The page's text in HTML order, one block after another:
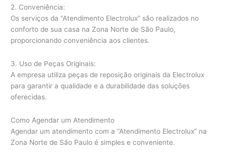
2. Conveniência:
Os serviços da “Atendimento Electrolux” são realizados no
conforto de sua casa na Zona Norte de São Paulo,
proporcionando conveniência aos clientes.
3. Uso de Peças Originais:
A empresa utiliza peças de reposição originais da Electrolux
para garantir a qualidade e a durabilidade das soluções
oferecidas.
Como Agendar um Atendimento
Agendar um atendimento com a “Atendimento Electrolux” na
Zona Norte de São Paulo é simples e conveniente.